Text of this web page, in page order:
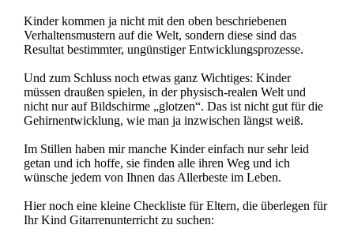
Kinder kommen ja nicht mit den oben beschriebenen
Verhaltensmustern auf die Welt, sondern diese sind das
Resultat bestimmter, ungünstiger Entwicklungsprozesse.
Und zum Schluss noch etwas ganz Wichtiges: Kinder
müssen draußen spielen, in der physisch-realen Welt und
nicht nur auf Bildschirme „glotzen“. Das ist nicht gut für die
Gehirnentwicklung, wie man ja inzwischen längst weiß.
Im Stillen haben mir manche Kinder einfach nur sehr leid
getan und ich hoffe, sie finden alle ihren Weg und ich
wünsche jedem von Ihnen das Allerbeste im Leben.
Hier noch eine kleine Checkliste für Eltern, die überlegen für
Ihr Kind Gitarrenunterricht zu suchen: